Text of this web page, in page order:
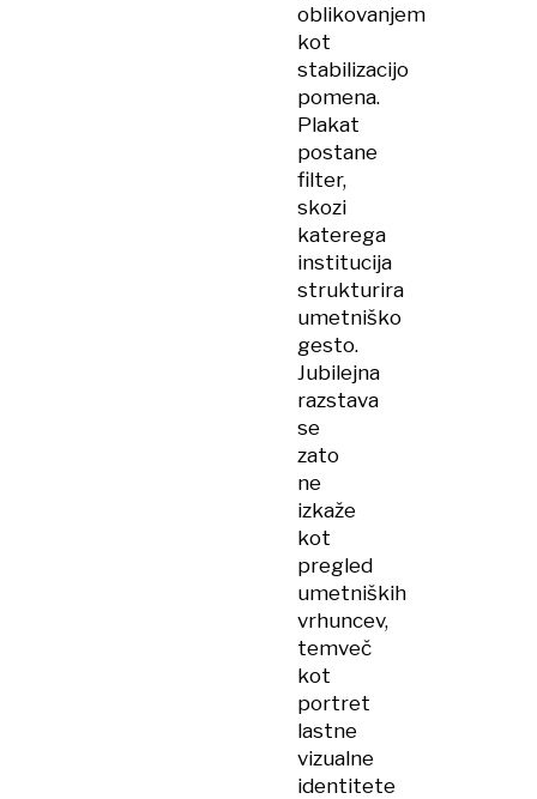
oblikovanjem
kot
stabilizacijo
pomena.
Plakat
postane
filter,
skozi
katerega
institucija
strukturira
umetniško
gesto.
Jubilejna
razstava
se
zato
ne
izkaže
kot
pregled
umetniških
vrhuncev,
temveč
kot
portret
lastne
vizualne
identitete